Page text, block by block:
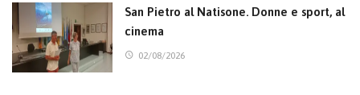
San Pietro al Natisone. Donne e sport, al
cinema
02/08/2026